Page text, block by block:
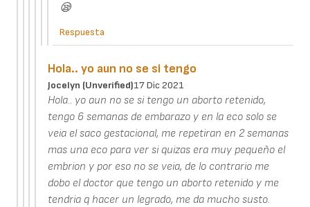
😪
Respuesta
Hola.. yo aun no se si tengo
Jocelyn (unverified)17 Dic 2021
Hola.. yo aun no se si tengo un aborto retenido,
tengo 6 semanas de embarazo y en la eco solo se
veia el saco gestacional, me repetiran en 2 semanas
mas una eco para ver si quizas era muy pequeño el
embrion y por eso no se veia, de lo contrario me
dobo el doctor que tengo un aborto retenido y me
tendria q hacer un legrado, me da mucho susto.